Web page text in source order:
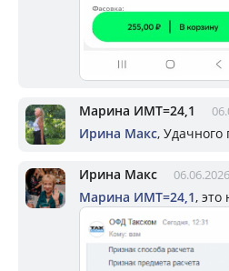
Марина ИМТ=24,1
Ирина Макс, Удачного
Ирина Макс
Марина ИМТ=24,1, это